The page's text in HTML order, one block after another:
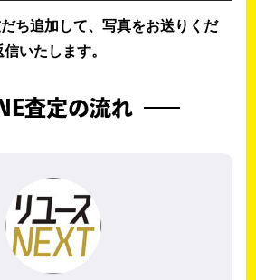
ち追加して、写真をお送りくだ
いたします。
査定の流れ